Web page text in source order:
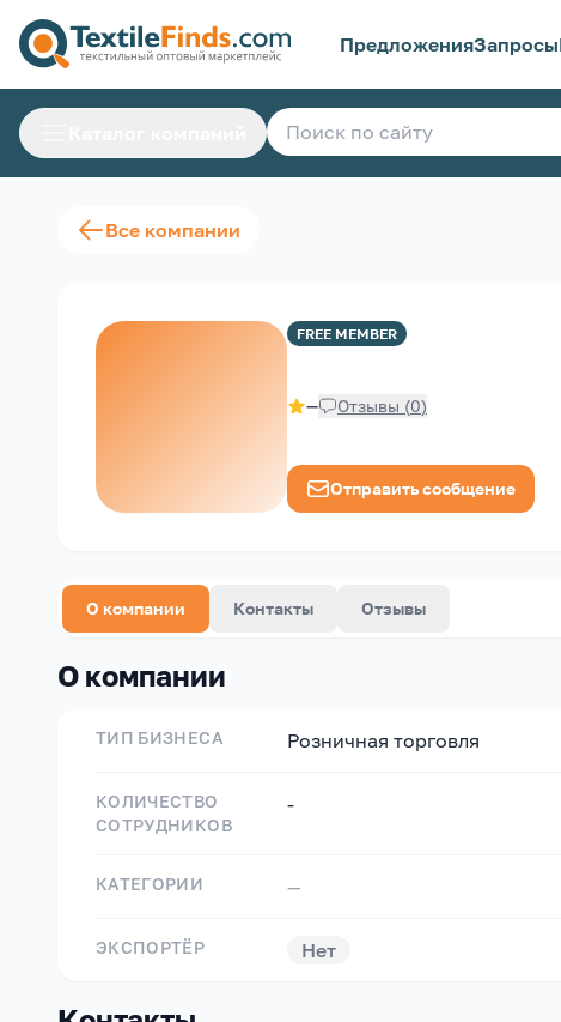
ПредложенияЗапросы
Все компании
FREE MEMBER
— Отзывы (0)
Отправить сообщение
О компании Контакты Отзывы
О компании
ТИП БИЗНЕСА Розничная торговля
КОЛИЧЕСТВО
СОТРУДНИКОВ
-
КАТЕГОРИИ —
ЭКСПОРТЁР Нет